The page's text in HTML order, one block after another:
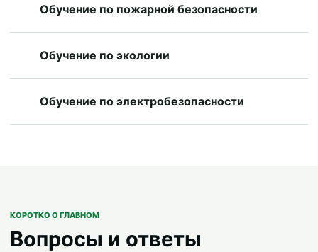
Обучение по пожарной безопасности
Обучение по экологии
Обучение по электробезопасности
КОРОТКО О ГЛАВНОМ
Вопросы и ответы